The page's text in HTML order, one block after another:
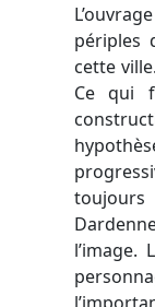
périples
cette
Ce qui
l’image.